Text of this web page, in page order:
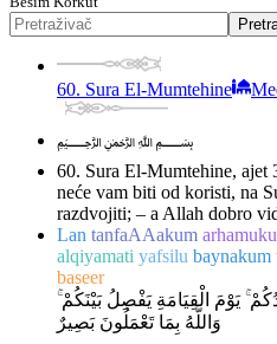
60. Sura El-Mumtehine
﷽
60. Sura El-Mumtehine, ajet
neće vam biti od koristi, na
razdvojiti; – a Allah dobro
Lan tanfaAAakum
alqiyamati yafsilu baynakum
baseer
يَوْمَ الْقِيَامَةِ يَفْصِلُ بَيْنَكُمْ
وَاللَّهُ بِمَا تَعْمَلُونَ بَصِيرٌ